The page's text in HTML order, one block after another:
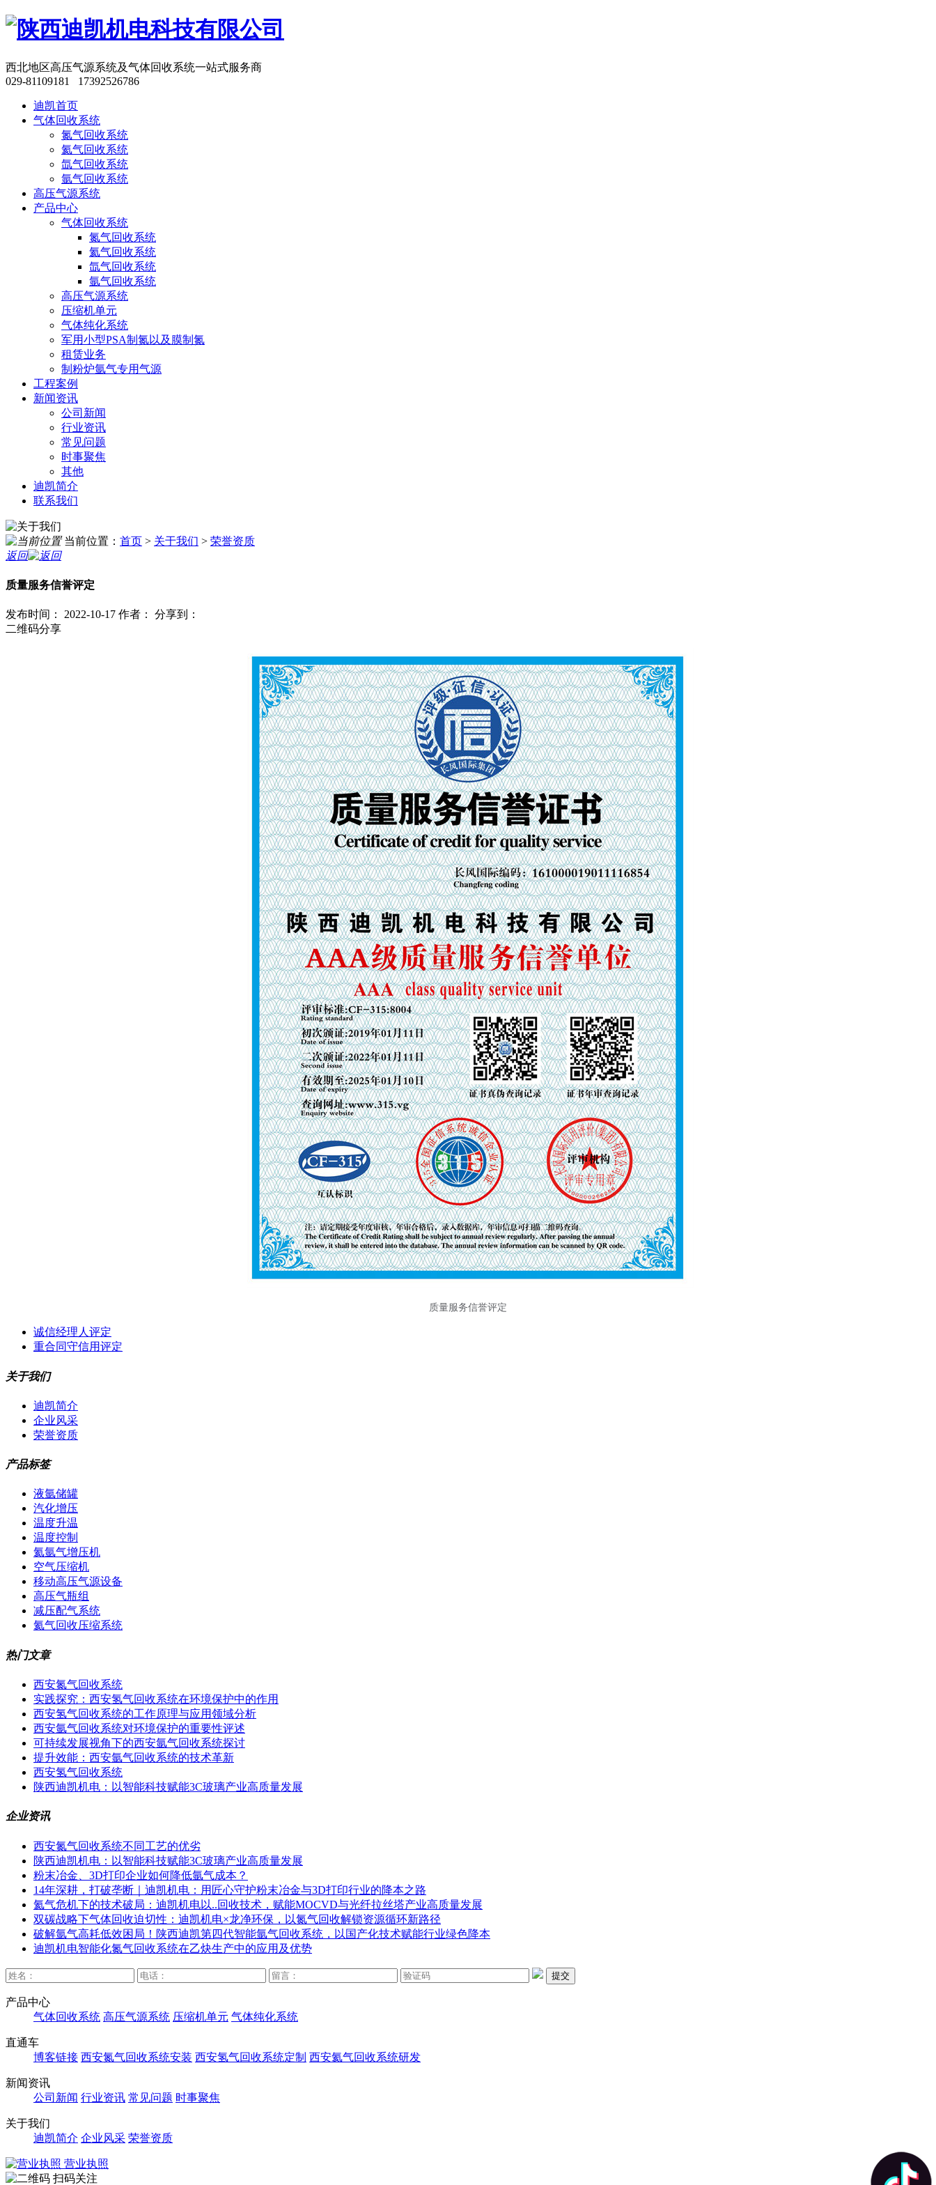
西北地区高压气源系统及气体回收系统一站式服务商
029-81109181 17392526786
迪凯首页
气体回收系统
氮气回收系统
氦气回收系统
氙气回收系统
氩气回收系统
高压气源系统
产品中心
气体回收系统
氮气回收系统
氦气回收系统
氙气回收系统
氩气回收系统
高压气源系统
压缩机单元
气体纯化系统
军用小型PSA制氮以及膜制氮
租赁业务
制粉炉氩气专用气源
工程案例
新闻资讯
公司新闻
行业资讯
常见问题
时事聚焦
其他
迪凯简介
联系我们
当前位置： 首页 > 关于我们 > 荣誉资质
返回
质量服务信誉评定
发布时间： 2022-10-17 作者：
分享到：
二维码分享
质量服务信誉评定
诚信经理人评定
重合同守信用评定
关于我们
迪凯简介
企业风采
荣誉资质
产品标签
液氩储罐
汽化增压
温度升温
温度控制
氦氩气增压机
空气压缩机
移动高压气源设备
高压气瓶组
减压配气系统
氦气回收压缩系统
热门文章
西安氮气回收系统
实践探究：西安氢气回收系统在环境保护中的作用
西安氢气回收系统的工作原理与应用领域分析
西安氩气回收系统对环境保护的重要性评述
可持续发展视角下的西安氩气回收系统探讨
提升效能：西安氩气回收系统的技术革新
西安氢气回收系统
陕西迪凯机电：以智能科技赋能3C玻璃产业高质量发展
企业资讯
西安氮气回收系统不同工艺的优劣
陕西迪凯机电：以智能科技赋能3C玻璃产业高质量发展
粉末冶金、3D打印企业如何降低氩气成本？
14年深耕，打破垄断｜迪凯机电：用匠心守护粉末冶金与3D打印行业的降本之路
氦气危机下的技术破局：迪凯机电以..回收技术，赋能MOCVD与光纤拉丝塔产业高质量发展
双碳战略下气体回收迫切性：迪凯机电×龙净环保，以氮气回收解锁资源循环新路径
破解氩气高耗低效困局！陕西迪凯第四代智能氩气回收系统，以国产化技术赋能行业绿色降本
迪凯机电智能化氮气回收系统在乙炔生产中的应用及优势
提交
产品中心
气体回收系统 高压气源系统 压缩机单元 气体纯化系统
直通车
博客链接 西安氮气回收系统安装 西安氢气回收系统定制 西安氦气回收系统研发
新闻资讯
公司新闻 行业资讯 常见问题 时事聚焦
关于我们
迪凯简介 企业风采 荣誉资质
营业执照
扫码关注